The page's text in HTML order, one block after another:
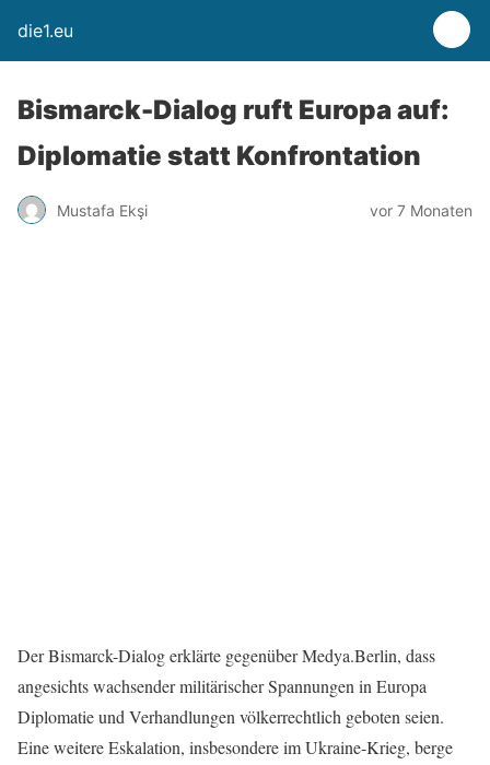
die1.eu
Bismarck-Dialog ruft Europa auf:
Diplomatie statt Konfrontation
Mustafa Ekşi vor 7 Monaten
Der Bismarck-Dialog erklärte gegenüber Medya.Berlin, dass
angesichts wachsender militärischer Spannungen in Europa
Diplomatie und Verhandlungen völkerrechtlich geboten seien.
Eine weitere Eskalation, insbesondere im Ukraine-Krieg, berge